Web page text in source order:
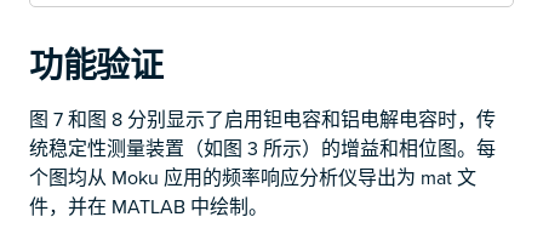
功能验证
图 7 和图 8 分别显示了启用钽电容和铝电解电容时，传
统稳定性测量装置（如图 3 所示）的增益和相位图。每
个图均从 Moku 应用的频率响应分析仪导出为 mat 文
件，并在 MATLAB 中绘制。